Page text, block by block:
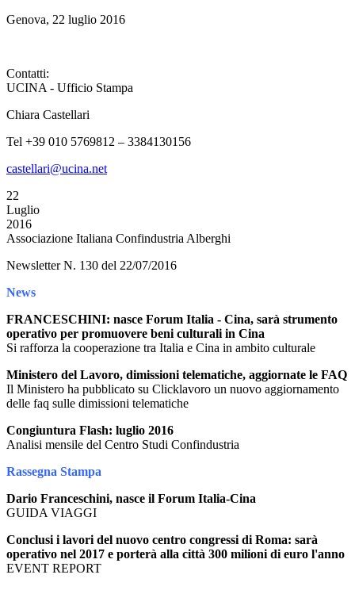
Genova, 22 luglio 2016
Contatti:
UCINA - Ufficio Stampa
Chiara Castellari
Tel +39 010 5769812 – 3384130156
castellari@ucina.net
22
Luglio
2016
Associazione Italiana Confindustria Alberghi
Newsletter N. 130 del 22/07/2016
News
FRANCESCHINI: nasce Forum Italia - Cina, sarà strumento
operativo per promuovere beni culturali in Cina
Si rafforza la cooperazione tra Italia e Cina in ambito culturale
Ministero del Lavoro, dimissioni telematiche, aggiornate le FAQ
Il Ministero ha pubblicato su Clicklavoro un nuovo aggiornamento
delle faq sulle dimissioni telematiche
Congiuntura Flash: luglio 2016
Analisi mensile del Centro Studi Confindustria
Rassegna Stampa
Dario Franceschini, nasce il Forum Italia-Cina
GUIDA VIAGGI
Conclusi i lavori del nuovo centro congressi di Roma: sarà
operativo nel 2017 e porterà alla città 300 milioni di euro l'anno
EVENT REPORT